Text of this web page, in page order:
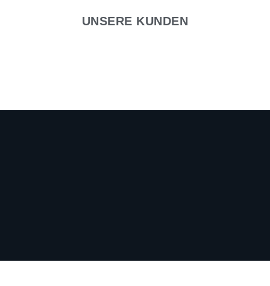
UNSERE KUNDEN